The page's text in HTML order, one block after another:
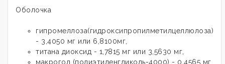
Оболочка
гипромеллоза(гидроксипропилметилцеллюлоза)
- 3,4050 мг или 6,8100мг,
титана диоксид - 1,7815 мг или 3,5630 мг,
макрогол (полиэтиленгликоль-4000) - 0,4565 мг